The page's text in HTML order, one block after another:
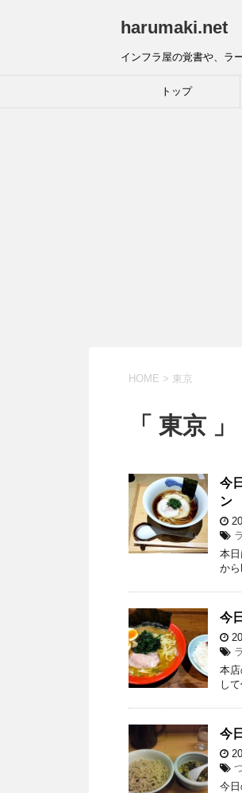
harumaki.net
インフラ屋の覚書や、ラ
トップ
HOME > 東京
「 東京
今
ン
本
か
今
本
し
今
今